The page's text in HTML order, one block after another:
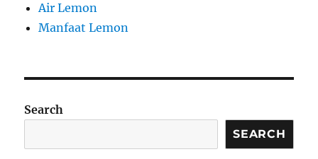
Air Lemon
Manfaat Lemon
Search
SEARCH